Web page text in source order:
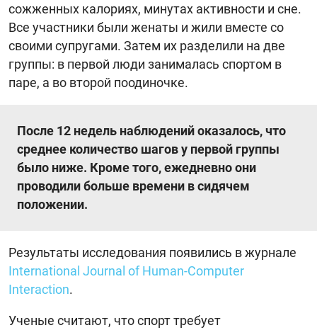
сожженных калориях, минутах активности и сне.
Все участники были женаты и жили вместе со
своими супругами. Затем их разделили на две
группы: в первой люди занималась спортом в
паре, а во второй поодиночке.
После 12 недель наблюдений оказалось, что
среднее количество шагов у первой группы
было ниже. Кроме того, ежедневно они
проводили больше времени в сидячем
положении.
Результаты исследования появились в журнале
International Journal of Human-Computer
Interaction.
Ученые считают, что спорт требует